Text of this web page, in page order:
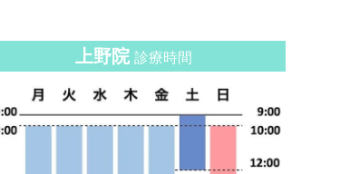
上野院 診療時間